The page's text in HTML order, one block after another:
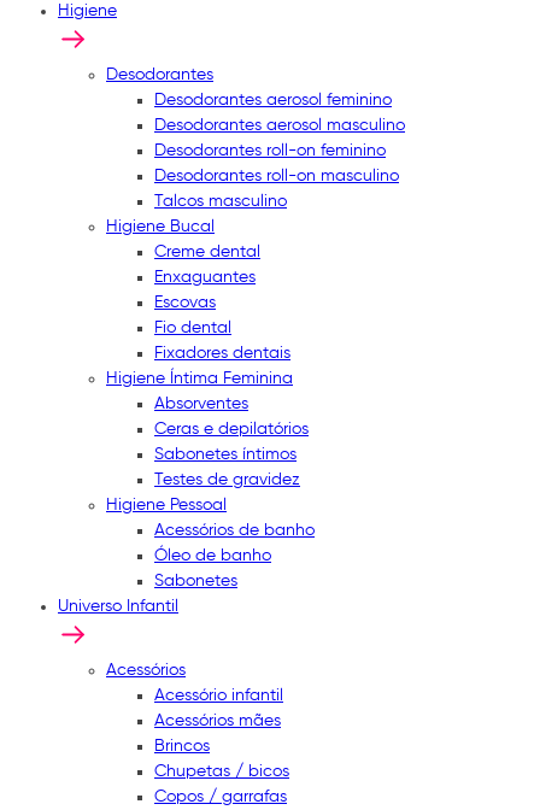
Higiene
Desodorantes
Desodorantes aerosol feminino
Desodorantes aerosol masculino
Desodorantes roll-on feminino
Desodorantes roll-on masculino
Talcos masculino
Higiene Bucal
Creme dental
Enxaguantes
Escovas
Fio dental
Fixadores dentais
Higiene Íntima Feminina
Absorventes
Ceras e depilatórios
Sabonetes íntimos
Testes de gravidez
Higiene Pessoal
Acessórios de banho
Óleo de banho
Sabonetes
Universo Infantil
Acessórios
Acessório infantil
Acessórios mães
Brincos
Chupetas / bicos
Copos / garrafas